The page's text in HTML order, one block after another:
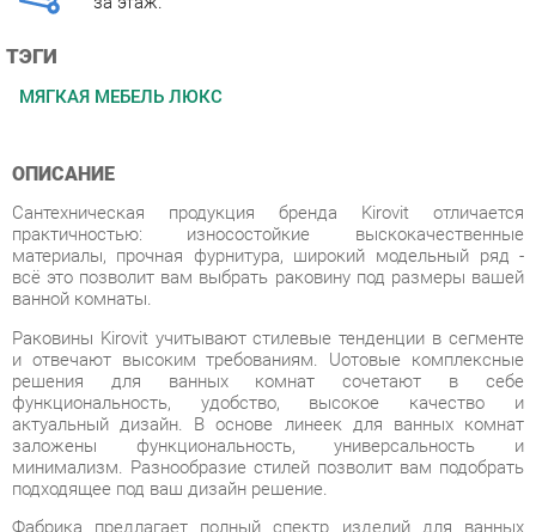
ОПИСАНИЕ
материалы, прочная фурнитура, широкий модельный ряд -
ванной комнаты.
Раковины Kirovit учитывают стилевые тенденции в сегменте
и отвечают высоким требованиям. Uотовые комплексные
решения для ванных комнат сочетают в себе
актуальный дизайн. В основе линеек для ванных комнат
заложены функциональность, универсальность и
минимализм. Разнообразие стилей позволит вам подобрать
подходящее под ваш дизайн решение.
Фабрика предлагает полный спектр изделий для ванных
комнат. В дизайне присутствуют два направления:
классический и современный. В основе первого – элементы
классицизма, прованса, ретро и кантри, второго –
минимализм, сканди, лофт.